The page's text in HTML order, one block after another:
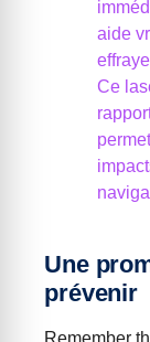
aide
Ce
Une
prévenir
Remember